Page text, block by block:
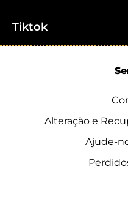
Tiktok
Alteração e
Ajude-